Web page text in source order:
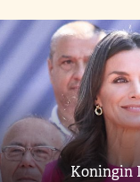
Koningin